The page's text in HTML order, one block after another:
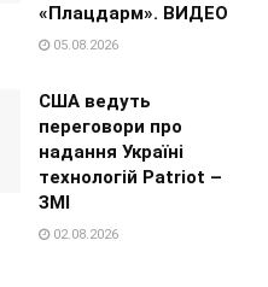
«Плацдарм». ВИДЕО
05.08.2026
США ведуть
переговори про
надання Україні
технологій Patriot –
ЗМІ
02.08.2026